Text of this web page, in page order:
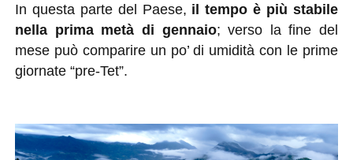
In questa parte del Paese, il tempo è più stabile
nella prima metà di gennaio; verso la fine del
mese può comparire un po’ di umidità con le prime
giornate “pre-Tet”.